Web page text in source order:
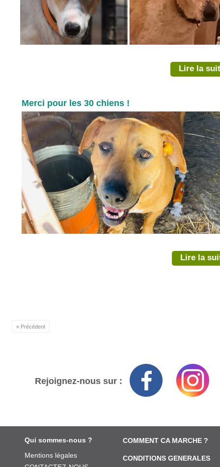
Lire la
Merci pour les 30 chiens !
Lire la
« Précédent
Rejoignez-nous sur :
Qui sommes-nous ?
Mentions légales
COMMENT CA MARCHE ?
CONDITIONS GENERALES